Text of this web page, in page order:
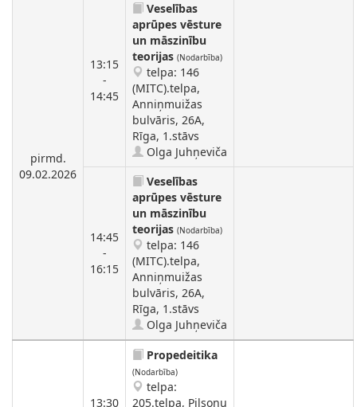
pirmd.
09.02.2026
13:15
-
14:45
Veselības
aprūpes vēsture
un māszinību
teorijas (Nodarbība)
telpa: 146
(MITC).telpa,
Anniņmuižas
bulvāris, 26A,
Rīga, 1.stāvs
Olga Juhņeviča
14:45
-
16:15
Veselības
aprūpes vēsture
un māszinību
teorijas (Nodarbība)
telpa: 146
(MITC).telpa,
Anniņmuižas
bulvāris, 26A,
Rīga, 1.stāvs
Olga Juhņeviča
13:30
Propedeitika
(Nodarbība)
telpa:
205.telpa, Pilsoņu